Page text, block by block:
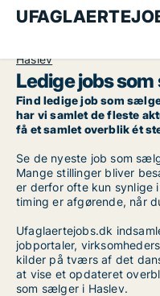
Haslev
Ledige jobs
Find ledige job som
har vi samlet de fleste
få et samlet overblik ét
Se de nyeste job som
Mange stillinger bliver
er derfor ofte kun synlige
timing er afgørende, når
Ufaglaertejobs.dk
jobportaler,
kilder på tværs af det
at vise et opdateret
som sælger i Haslev.